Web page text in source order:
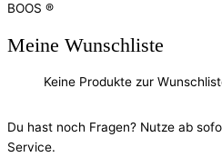
BOOS ®
Meine Wunschliste
Keine Produkte zur
Du hast noch Fragen? Nutze ab
Service.